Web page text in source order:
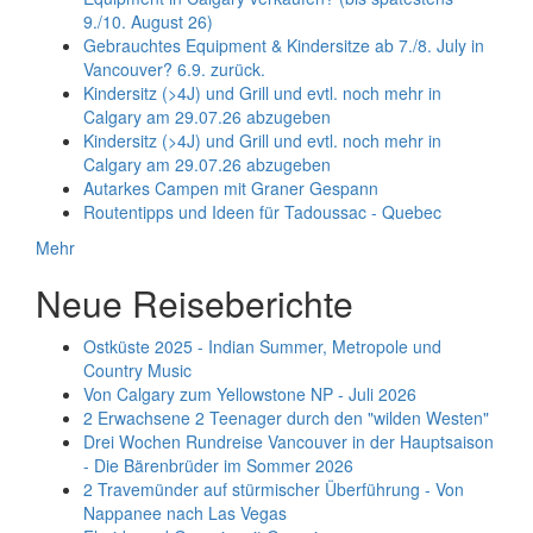
9./10. August 26)
Gebrauchtes Equipment & Kindersitze ab 7./8. July in
Vancouver? 6.9. zurück.
Kindersitz (>4J) und Grill und evtl. noch mehr in
Calgary am 29.07.26 abzugeben
Kindersitz (>4J) und Grill und evtl. noch mehr in
Calgary am 29.07.26 abzugeben
Autarkes Campen mit Graner Gespann
Routentipps und Ideen für Tadoussac - Quebec
Mehr
Neue Reiseberichte
Ostküste 2025 - Indian Summer, Metropole und
Country Music
Von Calgary zum Yellowstone NP - Juli 2026
2 Erwachsene 2 Teenager durch den "wilden Westen"
Drei Wochen Rundreise Vancouver in der Hauptsaison
- Die Bärenbrüder im Sommer 2026
2 Travemünder auf stürmischer Überführung - Von
Nappanee nach Las Vegas